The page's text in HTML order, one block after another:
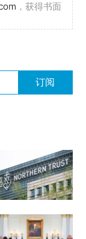
，获得书面
订阅